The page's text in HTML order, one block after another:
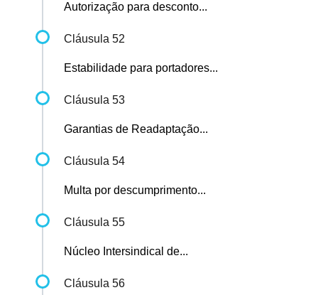
Autorização para desconto...
Cláusula 52
Estabilidade para portadores...
Cláusula 53
Garantias de Readaptação...
Cláusula 54
Multa por descumprimento...
Cláusula 55
Núcleo Intersindical de...
Cláusula 56